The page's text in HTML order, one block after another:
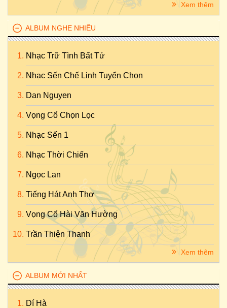
Xem thêm
ALBUM NGHE NHIỀU
Nhạc Trữ Tình Bất Tử
Nhạc Sến Chế Linh Tuyển Chọn
Dan Nguyen
Vọng Cổ Chọn Lọc
Nhạc Sến 1
Nhạc Thời Chiến
Ngọc Lan
Tiếng Hát Anh Thơ
Vọng Cổ Hài Văn Hường
Trần Thiện Thanh
Xem thêm
ALBUM MỚI NHẤT
Dí Hà